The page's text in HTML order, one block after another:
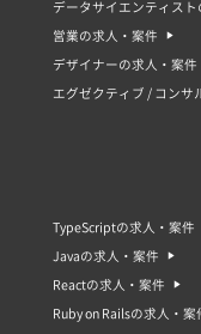
データサイエンティスト
営業の求人・案件
デザイナーの求人・案件
エグゼクティブ / コンサ
TypeScriptの求人・案件
Javaの求人・案件
Reactの求人・案件
Ruby on Railsの求人・案